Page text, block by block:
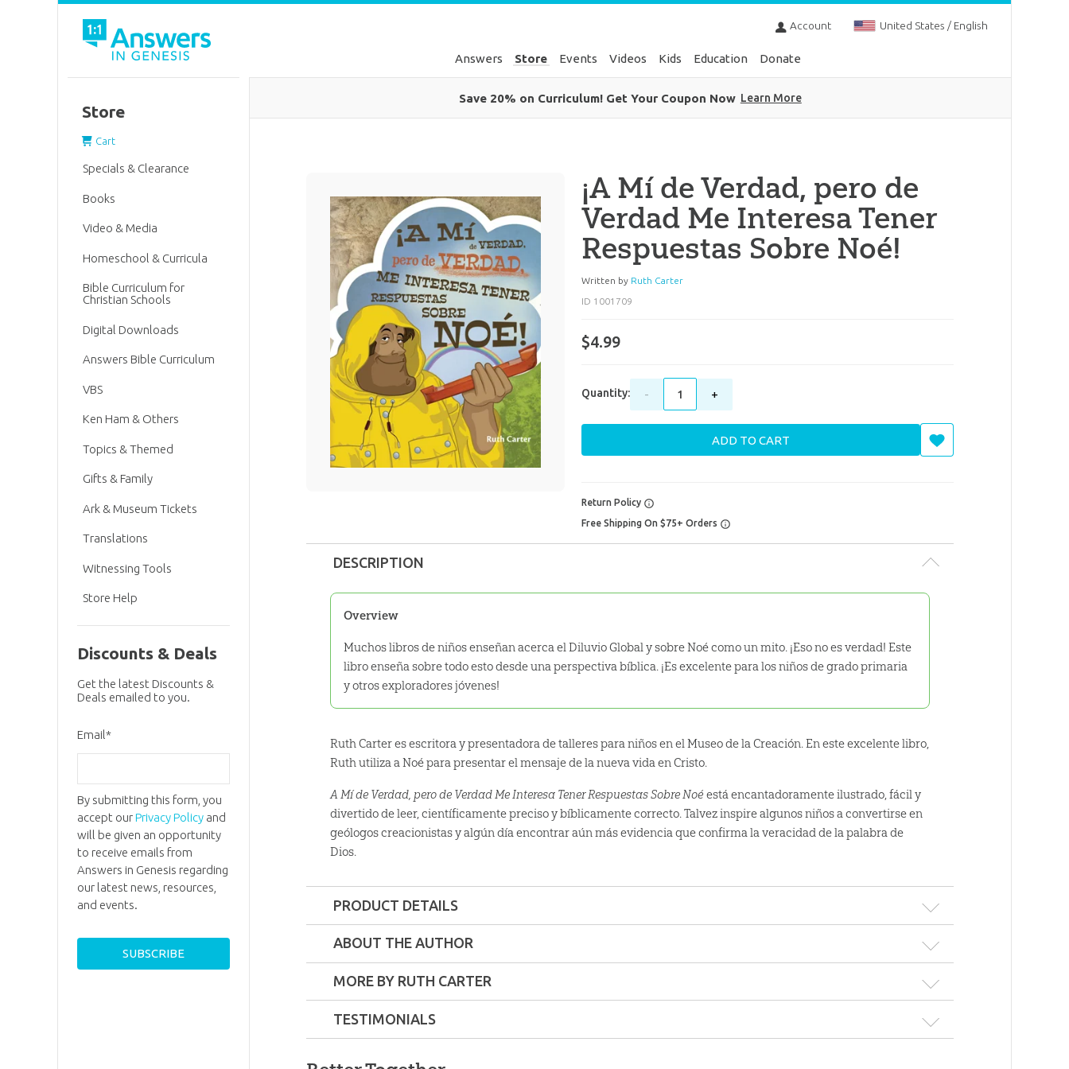
Account United States / English
Answers Store Events Videos Kids Education Donate
Save 20% on Curriculum! Get Your Coupon Now Learn More
¡A Mí de Verdad, pero de
Verdad Me Interesa Tener
Respuestas Sobre Noé!
Written by Ruth Carter
ID 1001709
$4.99
Quantity: - +
ADD TO CART
Return Policy
Free Shipping On $75+ Orders
DESCRIPTION
Overview
Muchos libros de niños enseñan acerca el Diluvio Global y sobre Noé como un mito. ¡Eso no es verdad! Este
libro enseña sobre todo esto desde una perspectiva bíblica. ¡Es excelente para los niños de grado primaria
y otros exploradores jóvenes!
Ruth Carter es escritora y presentadora de talleres para niños en el Museo de la Creación. En este excelente libro,
Ruth utiliza a Noé para presentar el mensaje de la nueva vida en Cristo.
A Mí de Verdad, pero de Verdad Me Interesa Tener Respuestas Sobre Noé está encantadoramente ilustrado, fácil y
divertido de leer, científicamente preciso y bíblicamente correcto. Talvez inspire algunos niños a convertirse en
geólogos creacionistas y algún día encontrar aún más evidencia que confirma la veracidad de la palabra de
Dios.
PRODUCT DETAILS
Dimensions:7" x 9"
Technicality:Children
ABOUT THE AUTHOR
MORE BY RUTH CARTER
TESTIMONIALS
Store
Cart
Specials & Clearance
Books
Video & Media
Homeschool & Curricula
Bible Curriculum for
Christian Schools
Digital Downloads
Answers Bible Curriculum
VBS
Ken Ham & Others
Topics & Themed
Gifts & Family
Ark & Museum Tickets
Translations
Witnessing Tools
Store Help
Discounts & Deals
Get the latest Discounts &
Deals emailed to you.
Email*
By submitting this form, you
accept ourPrivacy Policyand
will be given an opportunity
to receive emails from
Answers in Genesis regarding
our latest news, resources,
and events.